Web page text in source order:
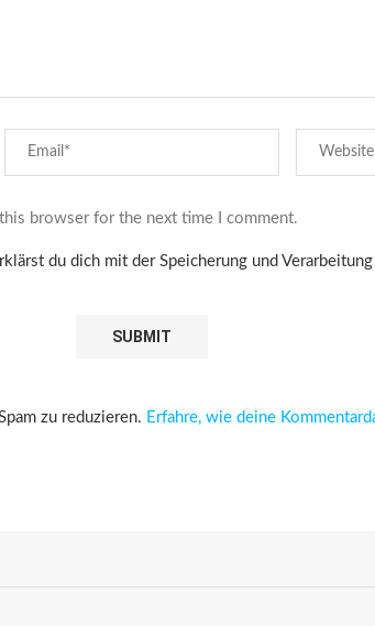
browser for the next time I comment.
du dich mit der Speicherung und
zu reduzieren. Erfahre, wie deine